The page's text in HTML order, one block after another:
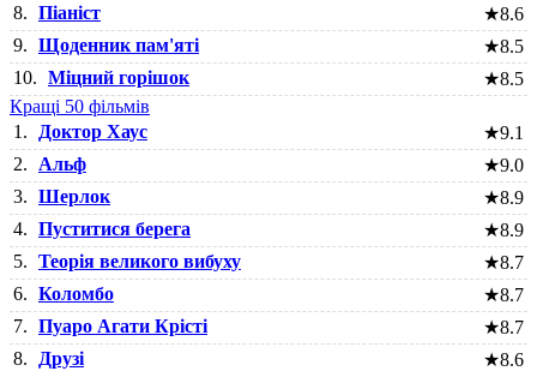
8. Піаніст ★8.6
9. Щоденник пам'яті ★8.5
10. Міцний горішок ★8.5
Кращі 50 фільмів
1.
Доктор Хаус ★9.1
2.
Альф ★9.0
3. Шерлок ★8.9
4. Пуститися берега ★8.9
5. Теорія великого вибуху ★8.7
6. Коломбо ★8.7
7. Пуаро Агати Крісті ★8.7
8.
Друзі ★8.6